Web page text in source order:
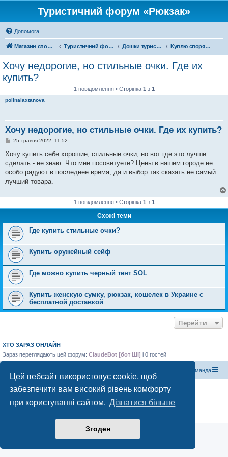
Цей вебсайт використовує cookie, щоб
забезпечити вам високий рівень комфорту
при користуванні сайтом. Дізнатися більше
Згоден
Туристичний форум «Рюкзак»
Допомога
Магазин спорядження Туристичний форум «Рюкзак» Дошки туристичних оголошень Куплю спорядження
Хочу недорогие, но стильные очки. Где их
купить?
1 повідомлення • Сторінка 1 з 1
polinalaxtanova
Хочу недорогие, но стильные очки. Где их купить?
П
в
д
о
л
я
25 травня 2022, 11:52
Хочу купить себе хорошие, стильные очки, но вот где это лучше
сделать - не знаю. Что мне посоветуете? Цены в нашем городе не
особо радуют в последнее время, да и выбор так сказать не самый
лучший товара.
1 повідомлення • Сторінка 1 з 1
Схожі теми
Где купить стильные очки?
Купить оружейный сейф
Где можно купить черный тент SOL
Купить женскую сумку, рюкзак, кошелек в Украине с
бесплатной доставкой
Перейти
ХТО ЗАРАЗ ОНЛАЙН
Зараз переглядають цей форум: ClaudeBot [бот ШІ] і 0 гостей
Команда
Працює на phpBB® Forum Software © phpBB Limited